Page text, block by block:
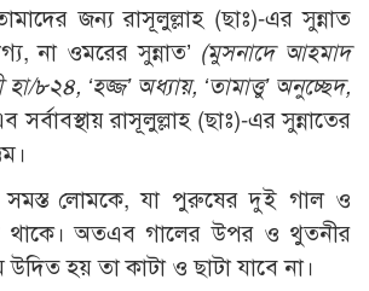
না ওমরের সুন্নাত’ (মুসনাদে আহমাদ
৮২৪, ‘হজ্জ’ অধ্যায়, ‘তামাত্তু’ অনুচ্ছেদ,
রাসূলুল্লাহ (ছাঃ)-এর সুন্নাতের
থাকে। অতএব গালের উপর ও থুতনীর
উদিত হয় তা কাটা ও ছাটা যাবে না।